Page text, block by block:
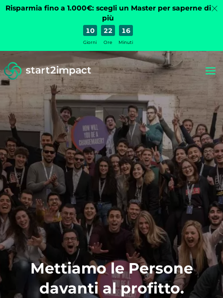
Risparmia fino a 1.000€: scegli un Master per saperne di
più
10
Giorni
22
Ore
16
Minuti
Mettiamo le Persone
davanti al profitto.